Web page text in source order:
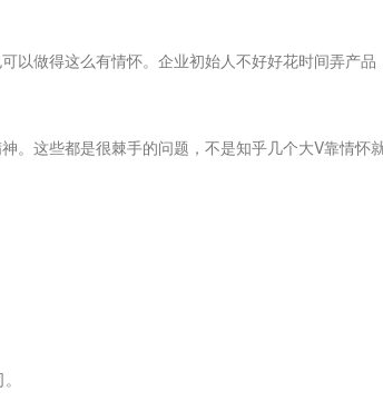
做得这么有情怀。企业初始人不好好花时间弄产品
这些都是很棘手的问题，不是知乎几个大V靠情怀就